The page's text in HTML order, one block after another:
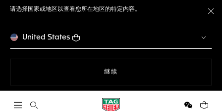
请选择国家或地区以查看您所在地区的特定内容。
United States
继续
打开搜索 微信 您的